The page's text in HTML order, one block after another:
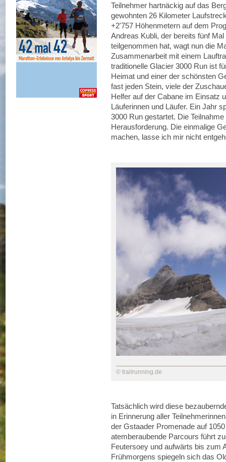
Teilnehmer hartnäckig auf das
gewohnten 26 Kilometer
+2'757 Höhenmetern auf dem
Andreas Kubli, der bereits fünf
teilgenommen hat, wagt nun die
Zusammenarbeit mit einem
traditionelle Glacier 3000 Run ist
Heimat und einer der schönsten
fast jeden Stein, viele der
Helfer auf der Cabane im Einsatz
Läuferinnen und Läufer. Ein Jahr
3000 Run gestartet. Die
Herausforderung. Die einmalige
machen, lasse ich mir nicht
© trailrunning.de
Tatsächlich wird diese
in Erinnerung aller
der Gstaader Promenade auf
atemberaubende Parcours führt
Feutersoey und aufwärts bis zum
Frühmorgens spiegeln sich das